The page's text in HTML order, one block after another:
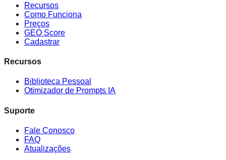
Recursos
Como Funciona
Preços
GEO Score
Cadastrar
Recursos
Biblioteca Pessoal
Otimizador de Prompts IA
Suporte
Fale Conosco
FAQ
Atualizações